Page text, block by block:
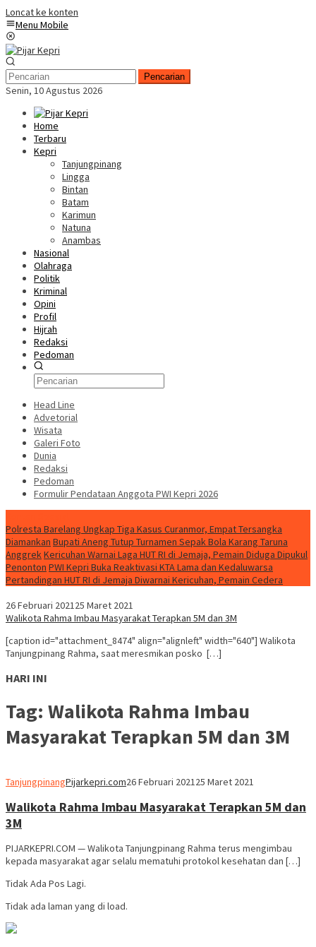
Loncat ke konten
Menu Mobile
Pencarian
Senin, 10 Agustus 2026
Home
Terbaru
Kepri
Tanjungpinang
Lingga
Bintan
Batam
Karimun
Natuna
Anambas
Nasional
Olahraga
Politik
Kriminal
Opini
Profil
Hijrah
Redaksi
Pedoman
Head Line
Advetorial
Wisata
Galeri Foto
Dunia
Redaksi
Pedoman
Formulir Pendataan Anggota PWI Kepri 2026
Polresta Barelang Ungkap Tiga Kasus Curanmor, Empat Tersangka
Diamankan Bupati Aneng Tutup Turnamen Sepak Bola Karang Taruna
AnggrekKericuhan Warnai Laga HUT RI di Jemaja, Pemain Diduga Dipukul
Penonton PWI Kepri Buka Reaktivasi KTA Lama dan Kedaluwarsa
Pertandingan HUT RI di Jemaja Diwarnai Kericuhan, Pemain Cedera
26 Februari 202125 Maret 2021
Walikota Rahma Imbau Masyarakat Terapkan 5M dan 3M
[caption id="attachment_8474" align="alignleft" width="640"] Walikota
Tanjungpinang Rahma, saat meresmikan posko […]
HARI INI
Tag: Walikota Rahma Imbau
Masyarakat Terapkan 5M dan 3M
TanjungpinangPijarkepri.com26 Februari 202125 Maret 2021
Walikota Rahma Imbau Masyarakat Terapkan 5M dan
3M
PIJARKEPRI.COM — Walikota Tanjungpinang Rahma terus mengimbau
kepada masyarakat agar selalu mematuhi protokol kesehatan dan […]
Tidak Ada Pos Lagi.
Tidak ada laman yang di load.